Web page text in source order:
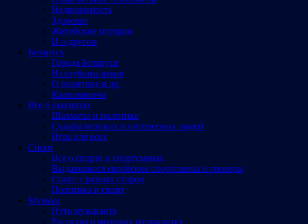
Недвижимость
Здоровье
Житейские истории
И о другом
Беларусь
Города Беларуси
Из глубины веков
О политике и др.
Калинковичи
Все о шахматах
Шахматы и политика
Судьбы великих и интересных людей
Игра для всех
Спорт
Все о спорте и спортсменах
Выдающиеся еврейские спортсмены и тренеры
Спорт с разных сторон
Политика и спорт
Музыка
Путь музыканта
Рассказы о молодых музыкантах